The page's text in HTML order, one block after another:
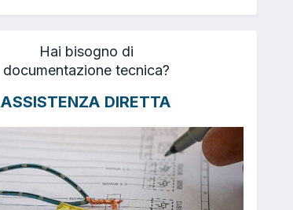
Hai bisogno di
documentazione tecnica?
ASSISTENZA DIRETTA